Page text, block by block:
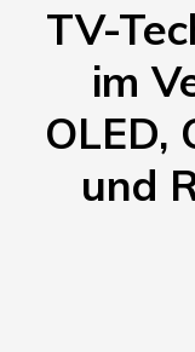
TV-
im
OLED,
und